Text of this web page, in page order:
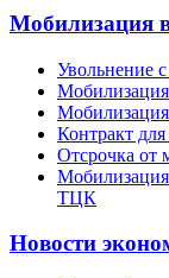
Мобилизация
Увольнение
Контракт
Отсрочка от
Мобилизация
ТЦК
Новости